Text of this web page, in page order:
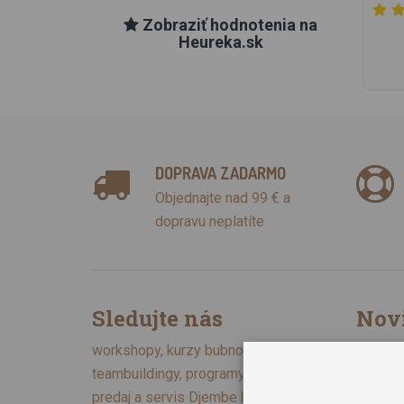
Zobraziť hodnotenia na
Heureka.sk
DOPRAVA ZADARMO
Objednajte nad 99 € a
dopravu neplatíte
Sledujte nás
workshopy, kurzy bubnovania,
teambuildingy, programy pre školy,
predaj a servis Djembe bubnov,
Zásady